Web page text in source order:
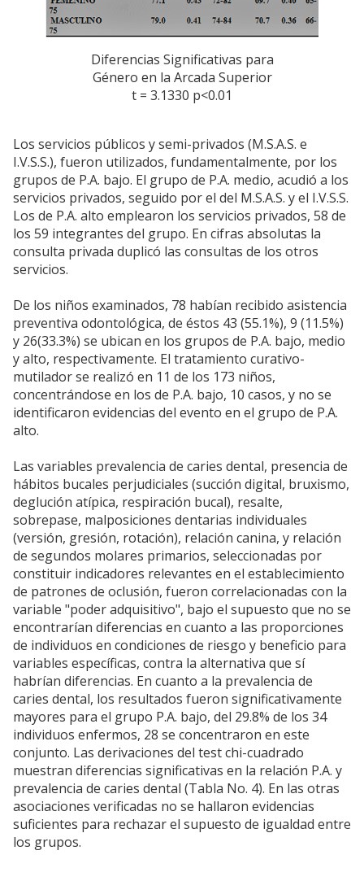
Diferencias Significativas para
Género en la Arcada Superior
t = 3.1330 p<0.01
Los servicios públicos y semi-privados (M.S.A.S. e
I.V.S.S.), fueron utilizados, fundamentalmente, por los
grupos de P.A. bajo. El grupo de P.A. medio, acudió a los
servicios privados, seguido por el del M.S.A.S. y el I.V.S.S.
Los de P.A. alto emplearon los servicios privados, 58 de
los 59 integrantes del grupo. En cifras absolutas la
consulta privada duplicó las consultas de los otros
servicios.
De los niños examinados, 78 habían recibido asistencia
preventiva odontológica, de éstos 43 (55.1%), 9 (11.5%)
y 26(33.3%) se ubican en los grupos de P.A. bajo, medio
y alto, respectivamente. El tratamiento curativo-
mutilador se realizó en 11 de los 173 niños,
concentrándose en los de P.A. bajo, 10 casos, y no se
identificaron evidencias del evento en el grupo de P.A.
alto.
Las variables prevalencia de caries dental, presencia de
hábitos bucales perjudiciales (succión digital, bruxismo,
deglución atípica, respiración bucal), resalte,
sobrepase, malposiciones dentarias individuales
(versión, gresión, rotación), relación canina, y relación
de segundos molares primarios, seleccionadas por
constituir indicadores relevantes en el establecimiento
de patrones de oclusión, fueron correlacionadas con la
variable "poder adquisitivo", bajo el supuesto que no se
encontrarían diferencias en cuanto a las proporciones
de individuos en condiciones de riesgo y beneficio para
variables específicas, contra la alternativa que sí
habrían diferencias. En cuanto a la prevalencia de
caries dental, los resultados fueron significativamente
mayores para el grupo P.A. bajo, del 29.8% de los 34
individuos enfermos, 28 se concentraron en este
conjunto. Las derivaciones del test chi-cuadrado
muestran diferencias significativas en la relación P.A. y
prevalencia de caries dental (Tabla No. 4). En las otras
asociaciones verificadas no se hallaron evidencias
suficientes para rechazar el supuesto de igualdad entre
los grupos.